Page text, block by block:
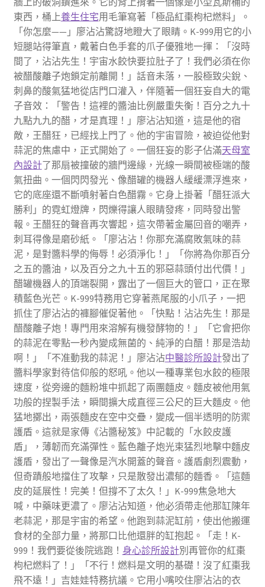
東西，桶上養生住宅用毛筆寫著「極品紅棗枸杞燃料」。
「你怎麼——」廖沾沾驚訝地瞪大了眼睛。K-999用它的小
短腿站得筆直，戴著白色手套的爪子優雅地一揮：「沒時
間了，沾沾先生！宇宙水餃快要拉肚子了！我們必須在你
被醋酸離子炮鎖定前離開！」話音未落，一股極致尖銳、
刺鼻的酸氣猛地從店門口灌入，伴隨著一個狂妄自大的電
子音效：「警告！這裡的醬油比例嚴重失衡！百分之九十
九點九九的醋，才是真理！」廖沾沾知道，這是他的宿
敵，王醋狂，已經找上門了。他的宇宙冒險，被迫從他對
蒜泥的焦慮中，正式開始了。一個狂妄的影子佔滿天母室
內設計了那扇被撞破的牆門邊緣，光線一瞬間被極端的酸
氣扭曲。一個閃閃發光、像醋罐的機器人緩緩漂浮進來，
它的底座還不斷噴射著白色醋霧。它身上掛著「醋狂派大
勝利」的霓虹燈牌，閃爍得讓人眼睛發疼，同時發出警
報。王醋狂的聲音再次響起，這次帶著金屬回音的嘲弄，
刺耳得像是磨砂紙。「廖沾沾！你那充滿腐敗氣味的蒜
泥，是對醬料學的侮辱！必須淨化！」「你將為你那百分
之五的醬油，以及百分之九十五的邪惡蒜頭付出代價！」
醋罐機器人的頂端裂開，露出了一個巨大的管口，正在聚
積藍色光芒。K-999特務用它穿著燕尾服的小爪子，一把
抓住了廖沾沾的褲腳催促著他。「快點！沾沾先生！那是
醋酸離子炮！專門用來溶解有機發酵物的！」「它會把你
的蒜泥在零點一秒內變成無菌的、純淨的白醋！那是浩劫
啊！」「不准動我的蒜泥！」廖沾沾中醫診所設計發出了
醬料學家對待信仰般的怒吼。他以一種專業包水餃的極限
速度，從旁邊的麵粉堆中抓起了兩團麵皮。麵皮被他用氣
功般的捏製手法，瞬間擴大成直徑三公尺的巨大麵皮。他
猛地擲出，兩張麵皮在空中交疊，變成一個半透明的防禦
護盾。這就是家傳《沾醬秘笈》中記載的「水餃皮護
盾」，薄韌而充滿彈性。藍色離子炮光束猛烈地擊中麵皮
護盾，發出了一聲像是汽水開蓋的聲音。護盾劇烈震動，
但奇蹟般地擋住了攻擊，只是散發出濃郁的麵香。「這麵
皮的延展性！完美！但撐不了太久！」K-999焦急地大
喊，中藥味更濃了。廖沾沾知道，他必須帶走他那缸陳年
老蒜泥，那是宇宙的希望。他跑到蒜泥缸前，使出他搬運
食材的全部力量，將那口比他還胖的缸抱起。「走！K-
999！我們要從後院逃跑！ 身心診所設計別再管你的紅棗
枸杞燃料了！」「不行！燃料是文明的基礎！沒了紅棗我
飛不遠！」吉娃娃特務抗議。它用小嘴咬住廖沾沾的衣